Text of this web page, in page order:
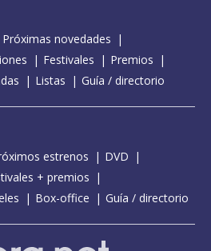
Próximas novedades
Festivales
Premios
Listas Guía / directorio
estrenos
DVD
+ premios
Box-office Guía / directorio